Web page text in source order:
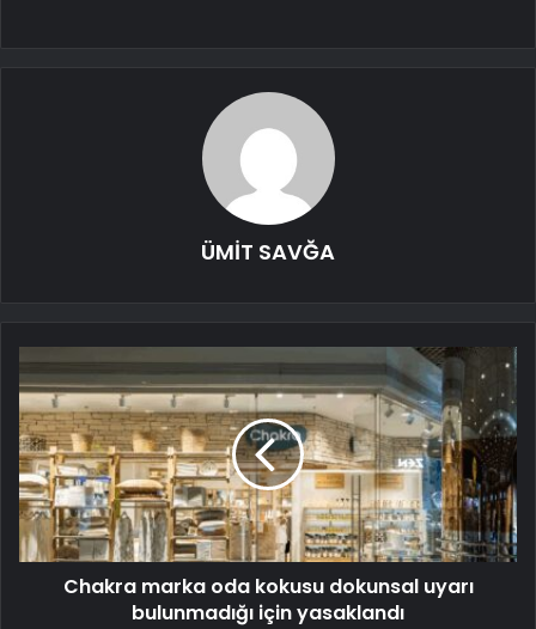
ÜMİT SAVĞA
Chakra marka oda kokusu dokunsal uyarı
bulunmadığı için yasaklandı